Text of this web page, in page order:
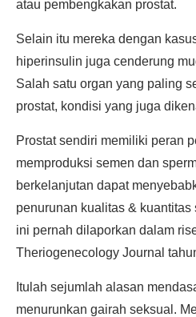
atau pembengkakan prostat.
Selain itu mereka dengan
hiperinsulin juga cenderung
Salah satu organ yang paling
prostat, kondisi yang juga
Prostat sendiri memiliki peran
memproduksi semen dan
berkelanjutan dapat
penurunan kualitas & kuantitas
ini pernah dilaporkan dalam
Theriogenecology Journal
Itulah sejumlah alasan
menurunkan gairah seksual.